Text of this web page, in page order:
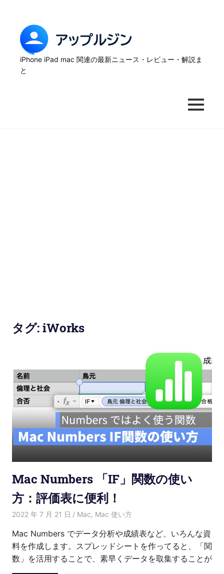
content
ッ
な
機
能
紹
介
iPhone iPad mac 関連の最新ニュース・レビュー・解説ま
と
MENU
タグ:iWorks
Mac Numbers 「IF」関数の使い
方：評価表に便利！
2022 年 7 月 21 日 Kenny
Mac, Mac 使い方
Mac Numbers でデータ分析や成績表など、いろんな資
料を作成します。スプレッドシートを作ってると、「関
数」を活用することで、素早くデータを取集することが